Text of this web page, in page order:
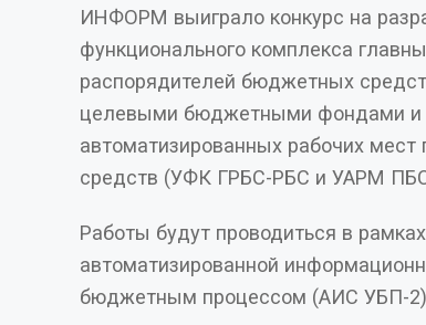
ИНФОРМ выиграло конкурс на
функционального комплекса
распорядителей бюджетных
целевыми бюджетными фондами и
автоматизированных рабочих
средств (УФК ГРБС-РБС и УАРМ
Работы будут проводиться в
автоматизированной
бюджетным процессом (АИС УБП-2)